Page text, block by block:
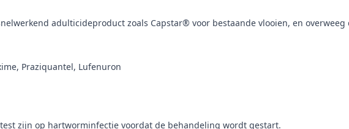
adulticideproduct zoals Capstar® voor bestaande vlooien, en
Praziquantel, Lufenuron
zijn op hartworminfectie voordat de behandeling wordt gestart.